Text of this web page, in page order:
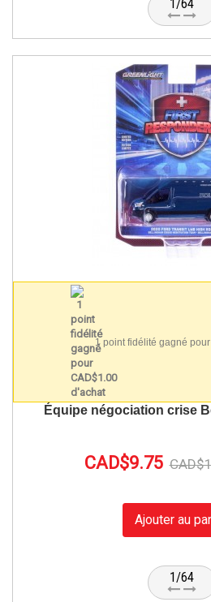
1/64
1 point fidélité gagné
Équipe négociation crise
CAD$9.75
Ajouter au
1/64